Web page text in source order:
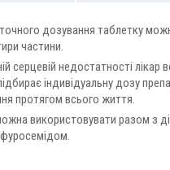
дозування таблетку
частини.
серцевій недостатності лікар
індивідуальну дозу
протягом всього життя.
використовувати разом з